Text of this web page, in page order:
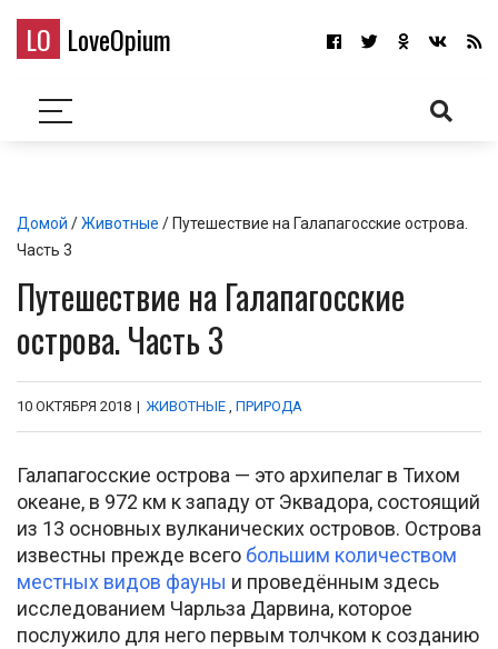
LO LoveOpium
Домой /Животные / Путешествие на Галапагосские острова.
Часть 3
Путешествие на Галапагосские
острова. Часть 3
10 ОКТЯБРЯ 2018 | ЖИВОТНЫЕ , ПРИРОДА
Галапагосские острова — это архипелаг в Тихом
океане, в 972 км к западу от Эквадора, состоящий
из 13 основных вулканических островов. Острова
известны прежде всего большим количеством
местных видов фауны и проведённым здесь
исследованием Чарльза Дарвина, которое
послужило для него первым толчком к созданию